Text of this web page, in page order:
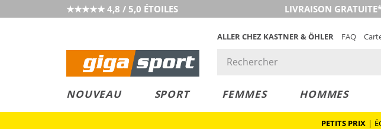
★★★★★ 4,8 / 5,0 ÉTOILES LIVRAISON
ALLER CHEZ KASTNER & ÖHLER FAQ
NOUVEAU SPORT FEMMES HOMMES
PETITS PRIX |